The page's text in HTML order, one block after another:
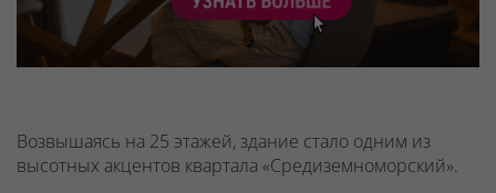
Возвышаясь на 25 этажей, здание стало одним из
высотных акцентов квартала «Средиземноморский».